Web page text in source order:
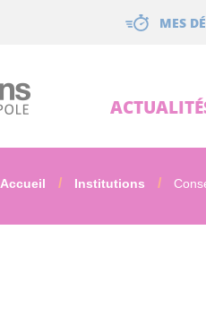
MES
Accueil Institutions